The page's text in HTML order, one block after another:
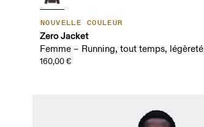
NOUVELLE COULEUR
Zero Jacket
Femme – Running, tout temps, légèreté
160,00 €